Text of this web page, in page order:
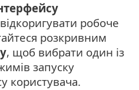
робоче
розкривним
, щоб вибрати один із
запуску
користувача.